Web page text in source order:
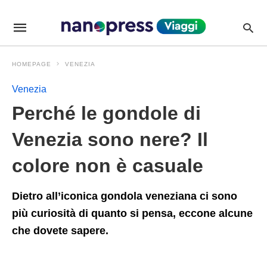
viagginanopressit
/news/perche-
gondole-
venezia-
nere-
colore-
non-
casuale/P214885/amp/
HOMEPAGE VENEZIA
Venezia
Perché le gondole di
Venezia sono nere? Il
colore non è casuale
Dietro all’iconica gondola veneziana ci sono
più curiosità di quanto si pensa, eccone alcune
che dovete sapere.